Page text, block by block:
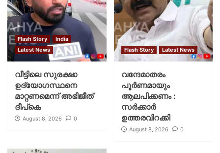
Flash Story
India
Latest News
വീട്ടിലെ സുരക്ഷാ
ഉദ്യോഗസ്ഥനെ
മാറ്റണമെന്ന് അഭിജീത്
ദീപ്‌കെ
August 8, 2026 0
Flash Story Latest News
വന്ദേമാതരം
പൂര്‍ണമായും
ആലപിക്കണം :
സര്‍ക്കാര്‍
ഉത്തരവിറക്കി
August 8, 2026 0